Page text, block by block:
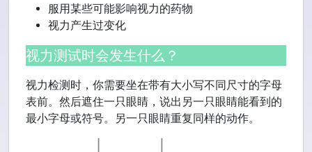
服用某些可能影响视力的药物
视力产生过变化
视力测试时会发生什么？
视力检测时，你需要坐在带有大小写不同尺寸的字母
表前。然后遮住一只眼睛，说出另一只眼睛能看到的
最小字母或符号。另一只眼睛重复同样的动作。